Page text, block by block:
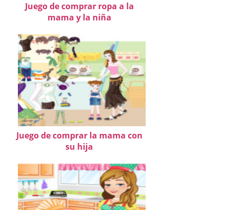
Juego de comprar ropa a la
mama y la niña
Juego de comprar la mama con
su hija